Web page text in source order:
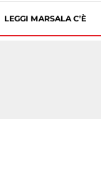
LEGGI MARSALA C’È